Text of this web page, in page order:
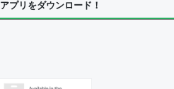
アプリをダウンロード！